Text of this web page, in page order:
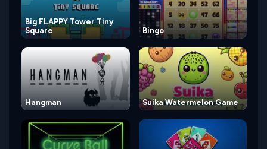
Big FLAPPY Tower Tiny
Square
Bingo
Hangman Suika Watermelon Game